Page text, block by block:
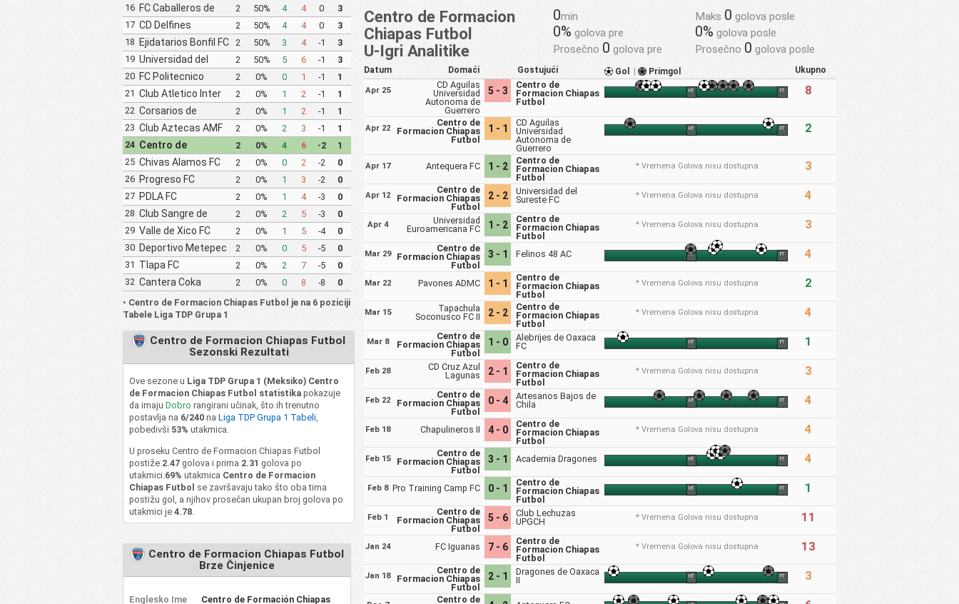
FC
16 FC Caballeros de
Cordoba
2 50% 4 4 0
3
17 CD Delfines
Coatzacoalcos
2 50% 4 4 0
3
18 Ejidatarios Bonfil FC 2 50% 3 4 -1
3
19 Universidad del
Golfo de Mexico FC
2 50% 5 6 -1
3
20 FC Politecnico 2 0% 0 1 -1
1
21 Club Atletico Inter
Capital
2 0% 1 2 -1
1
22 Corsarios de
Campeche FC
2 0% 1 2 -1
1
23 Club Aztecas AMF
Soccer Aragon
2 0% 2 3 -1
1
24 Centro de
Formacion Chiapas
Futbol
2 0% 4 6 -2
1
25 Chivas Alamos FC 2 0% 0 2 -2
0
26 Progreso FC 2 0% 1 3 -2
0
27 PDLA FC 2 0% 1 4 -3
0
28 Club Sangre de
Campeon
2 0% 2 5 -3
0
29 Valle de Xico FC 2 0% 1 5 -4
0
30 Deportivo Metepec
Eurosoccer FC
2 0% 0 5 -5
0
31 Tlapa FC
Mazatecochco
2 0% 2 7 -5
0
32 Cantera Coka 2 0% 0 8 -8
0
• Centro de Formacion Chiapas Futbol je na 6 poziciji
Tabele Liga TDP Grupa 1
Centro de Formacion Chiapas Futbol
Sezonski Rezultati
Ove sezone u Liga TDP Grupa 1 (Meksiko) Centro
de Formacion Chiapas Futbol statistikapokazuje
da imaju Dobro rangirani učinak, što ih trenutno
postavlja na 6/240na Liga TDP Grupa 1 Tabeli
pobedivši 53% utakmica.
U proseku Centro de Formacion Chiapas Futbol
postiže 2.47golova i prima 2.31 golova po
utakmici. 69% utakmica Centro de Formacion
Chiapas Futbol se završavaju tako što oba tima
postižu gol, a njihov prosečan ukupan broj golova po
utakmici je 4.78.
Centro de Formacion Chiapas Futbol
Brze Činjenice
Englesko Ime
Centro de Formación Chiapas
Centro de Formacion
Chiapas Futbol
U-Igri Analitike
0min Maks 0 golova posle
0% golova pre 0% golova posle
Prosečno 0 golova pre Prosečno 0 golova posle
Datum Domaći Gostujući Gol Primgol Ukupno
Apr 25
CD Aguilas
Universidad
Autonoma de
Guerrero
5 - 3
Centro de
Formacion Chiapas
Futbol
HT FT 8
Apr 22
Centro de
Formacion Chiapas
Futbol
1 - 1
CD Aguilas
Universidad
Autonoma de
Guerrero
HT FT 2
Apr 17 Antequera FC 1 - 2
Centro de
Formacion Chiapas
Futbol
* Vremena Golova nisu dostupna 3
Apr 12
Centro de
Formacion Chiapas
Futbol
2 - 2
Universidad del
Sureste FC
* Vremena Golova nisu dostupna 4
Apr 4
Universidad
Euroamericana FC
1 - 2
Centro de
Formacion Chiapas
Futbol
* Vremena Golova nisu dostupna 3
Mar 29
Centro de
Formacion Chiapas
Futbol
3 - 1 Felinos 48 AC HT FT 4
Mar 22 Pavones ADMC 1 - 1
Centro de
Formacion Chiapas
Futbol
* Vremena Golova nisu dostupna 2
Mar 15
Tapachula
Soconusco FC II
2 - 2
Centro de
Formacion Chiapas
Futbol
* Vremena Golova nisu dostupna 4
Mar 8
Centro de
Formacion Chiapas
Futbol
1 - 0
Alebrijes de Oaxaca
FC
HT FT 1
Feb 28
CD Cruz Azul
Lagunas
2 - 1
Centro de
Formacion Chiapas
Futbol
* Vremena Golova nisu dostupna 3
Feb 22
Centro de
Formacion Chiapas
Futbol
0 - 4
Artesanos Bajos de
Chila
HT FT 4
Feb 18 Chapulineros II 4 - 0
Centro de
Formacion Chiapas
Futbol
* Vremena Golova nisu dostupna 4
Feb 15
Centro de
Formacion Chiapas
Futbol
3 - 1 Academia Dragones HT FT 4
Feb 8 Pro Training Camp FC 0 - 1
Centro de
Formacion Chiapas
Futbol
HT FT 1
Feb 1
Centro de
Formacion Chiapas
Futbol
5 - 6
Club Lechuzas
UPGCH
* Vremena Golova nisu dostupna 11
Jan 24 FC Iguanas 7 - 6
Centro de
Formacion Chiapas
Futbol
* Vremena Golova nisu dostupna 13
Jan 18
Centro de
Formacion Chiapas
Futbol
2 - 1
Dragones de Oaxaca
II
HT FT 3
Centro de